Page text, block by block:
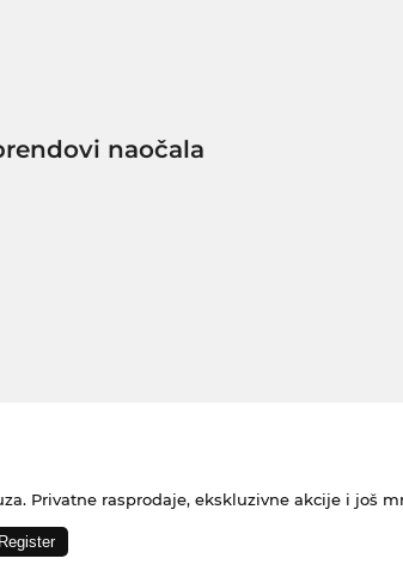
naočala
Privatne rasprodaje, ekskluzivne akcije i još